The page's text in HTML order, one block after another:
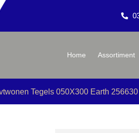
Home Assortiment
Tegels 050X300 Earth